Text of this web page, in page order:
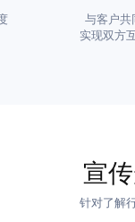
与客户共
实现双方
宣
针对了解